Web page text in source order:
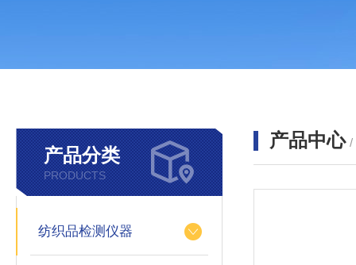
产品分类
PRODUCTS
纺织品检测仪器
产品中心 /